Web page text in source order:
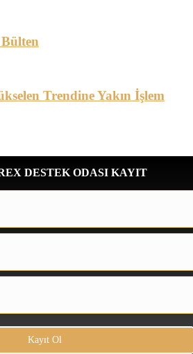
Trendine Yakın İşlem
DESTEK ODASI KAYIT